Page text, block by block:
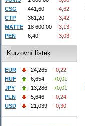
CSG
441,60
-4,62
CTP
361,20
-3,42
MATTE
18 600,00
-3,13
PEN
6,40 -3,03
Kurzovní lístek
EUR 24,265
-0,22
HUF
6,654
+0,01
JPY
13,286
+0,01
PLN
5,646
-0,24
USD
21,039 -0,30